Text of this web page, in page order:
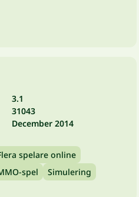
3.1
31043
December 2014
spelare online
spel Simulering